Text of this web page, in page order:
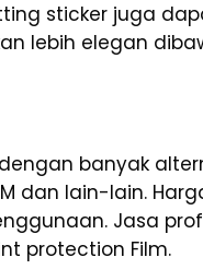
sticker juga
lebih elegan
banyak
dan lain-lain.
Jasa
protection Film.